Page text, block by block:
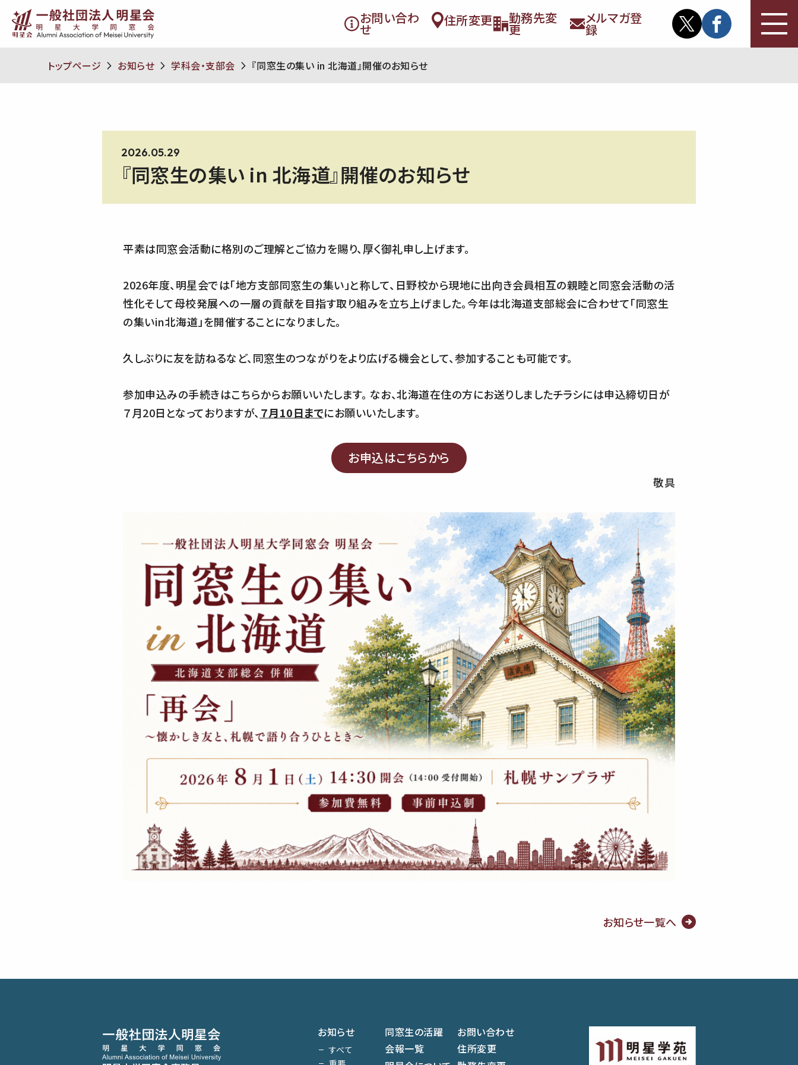
お問い合わ
せ
住所変更 勤務先変
更
メルマガ登
録
トップページ お知らせ 学科会・支部会 『同窓生の集い in 北海道』開催のお知らせ
2026.05.29
『同窓生の集い in 北海道』開催のお知らせ
平素は同窓会活動に格別のご理解とご協力を賜り、厚く御礼申し上げます。
2026年度、明星会では「地方支部同窓生の集い」と称して、日野校から現地に出向き会員相互の親睦と同窓会活動の活
性化そして母校発展への一層の貢献を目指す取り組みを立ち上げました。今年は北海道支部総会に合わせて「同窓生
の集いin北海道」を開催することになりました。
久しぶりに友を訪ねるなど、同窓生のつながりをより広げる機会として、参加することも可能です。
参加申込みの手続きはこちらからお願いいたします。 なお、北海道在住の方にお送りしましたチラシには申込締切日が
７月20日となっておりますが、 ７月10日までにお願いいたします。
お申込はこちらから
敬具
お知らせ一覧へ
お知らせ
すべて
同窓生の活躍
会報一覧
お問い合わせ
住所変更